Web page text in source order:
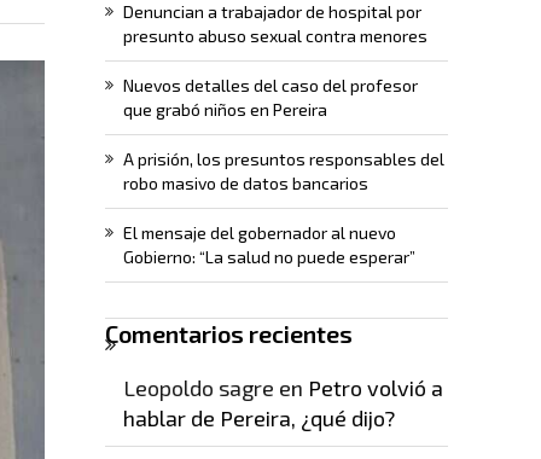
Denuncian a trabajador de hospital por
presunto abuso sexual contra menores
Nuevos detalles del caso del profesor
que grabó niños en Pereira
A prisión, los presuntos responsables del
robo masivo de datos bancarios
El mensaje del gobernador al nuevo
Gobierno: “La salud no puede esperar”
Comentarios recientes
Leopoldo sagre en Petro volvió a
hablar de Pereira, ¿qué dijo?